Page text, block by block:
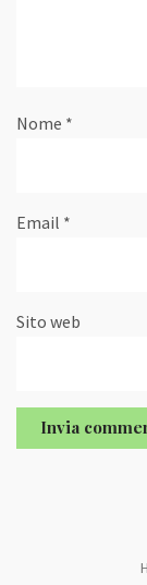
Nome *
Email *
Sito web